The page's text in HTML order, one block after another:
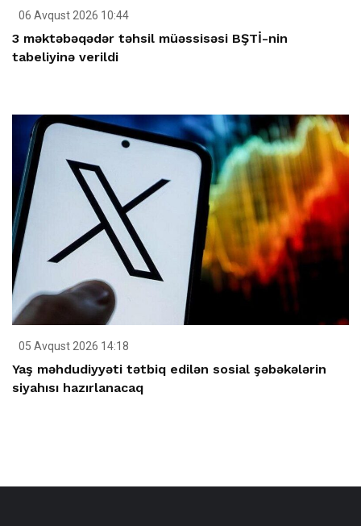
06 Avqust 2026 10:44
3 məktəbəqədər təhsil müəssisəsi BŞTİ-nin
tabeliyinə verildi
05 Avqust 2026 14:18
Yaş məhdudiyyəti tətbiq edilən sosial şəbəkələrin
siyahısı hazırlanacaq